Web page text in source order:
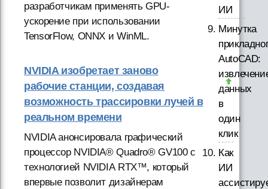
разработчикам применять GPU-
ускорение при использовании
TensorFlow, ONNX и WinML.
NVIDIA изобретает заново
рабочие станции, создавая
возможность трассировки лучей в
реальном времени
NVIDIA анонсировала графический
процессор NVIDIA® Quadro® GV100 с
технологией NVIDIA RTX™, который
впервые позволит дизайнерам
ИИ
Минутка
AutoCAD:
данных
в
один
клик
Как
ИИ